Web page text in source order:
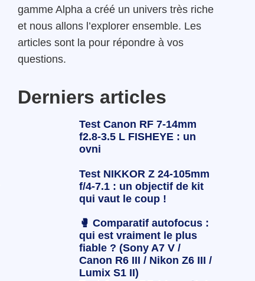
gamme Alpha a créé un univers très riche
et nous allons l’explorer ensemble. Les
articles sont la pour répondre à vos
questions.
Derniers articles
Test Canon RF 7-14mm
f2.8-3.5 L FISHEYE : un
ovni
Test NIKKOR Z 24-105mm
f/4-7.1 : un objectif de kit
qui vaut le coup !
🥊 Comparatif autofocus :
qui est vraiment le plus
fiable ? (Sony A7 V /
Canon R6 III / Nikon Z6 III /
Lumix S1 II)